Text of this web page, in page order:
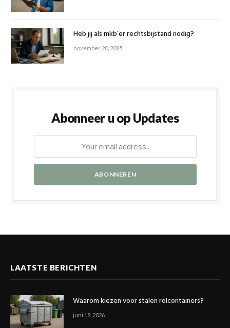
Heb jij als mkb’er rechtsbijstand nodig?
november 20, 2025
Abonneer u op Updates
LAATSTE BERICHTEN
Waarom kiezen voor stalen rolcontainers?
juni 18, 2026